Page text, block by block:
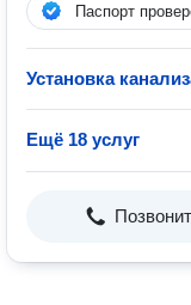
Паспорт
Установка
Ещё 18 услуг